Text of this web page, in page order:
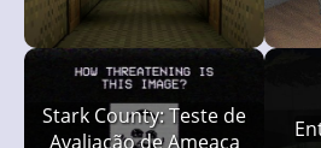
Stark County: Teste de
Avaliação de Ameaça